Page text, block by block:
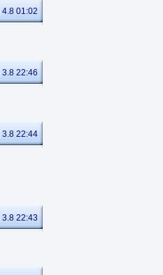
| 4.8 01:02
| 3.8 22:46
| 3.8 22:44
| 3.8 22:43